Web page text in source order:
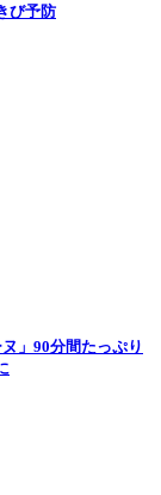
び予防
」90分間たっぷり